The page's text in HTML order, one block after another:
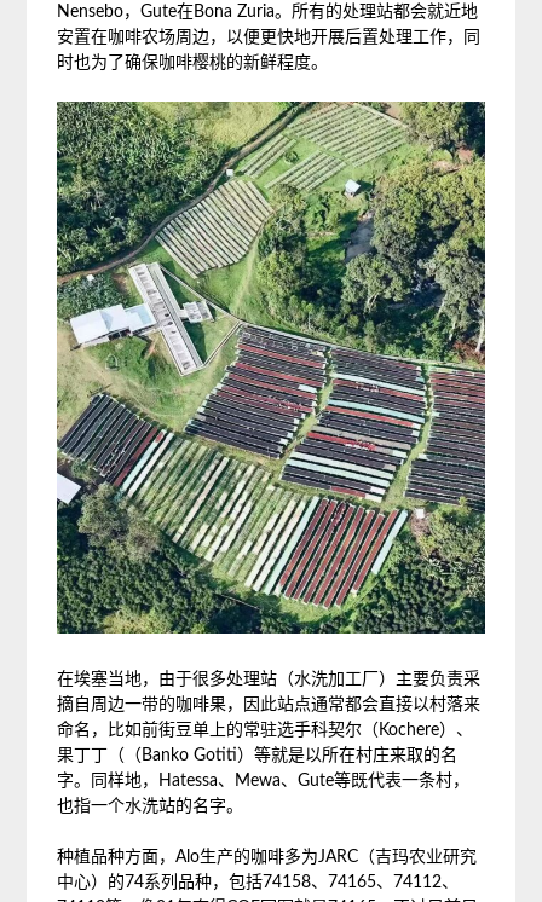
Nensebo，Gute在Bona Zuria。所有的处理站都会就近地
安置在咖啡农场周边，以便更快地开展后置处理工作，同
时也为了确保咖啡樱桃的新鲜程度。
在埃塞当地，由于很多处理站（水洗加工厂）主要负责采
摘自周边一带的咖啡果，因此站点通常都会直接以村落来
命名，比如前街豆单上的常驻选手科契尔（Kochere）、
果丁丁（（Banko Gotiti）等就是以所在村庄来取的名
字。同样地，Hatessa、Mewa、Gute等既代表一条村，
也指一个水洗站的名字。
种植品种方面，Alo生产的咖啡多为JARC（吉玛农业研究
中心）的74系列品种，包括74158、74165、74112、